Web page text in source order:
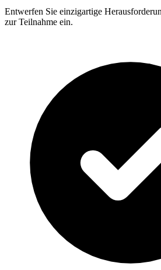
Entwerfen Sie einzigartige
zur Teilnahme ein.